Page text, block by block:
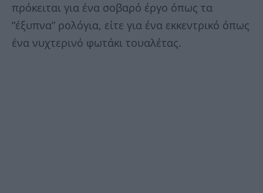
πρόκειται για ένα σοβαρό έργο όπως τα
“έξυπνα” ρολόγια, είτε για ένα εκκεντρικό όπως
ένα νυχτερινό φωτάκι τουαλέτας.